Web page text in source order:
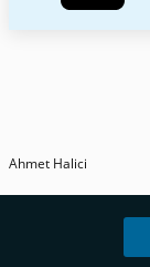
Ahmet Halici